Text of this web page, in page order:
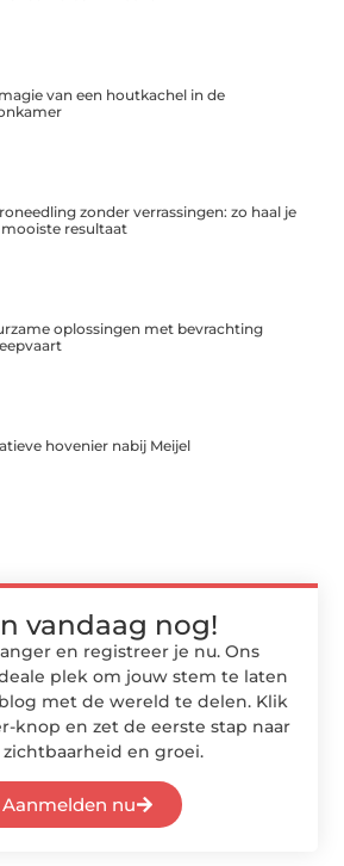
van een houtkachel in de
zonder verrassingen: zo haal je
resultaat
oplossingen met bevrachting
hovenier nabij Meijel
vandaag nog!
en registreer je nu. Ons
plek om jouw stem te laten
met de wereld te delen. Klik
knop en zet de eerste stap naar
en groei.
Aanmelden nu